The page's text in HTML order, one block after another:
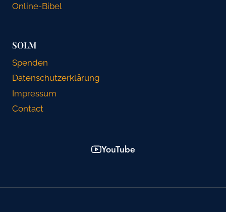
Online-Bibel
SOLM
Spenden
Datenschutzerklärung
Impressum
Contact
YouTube